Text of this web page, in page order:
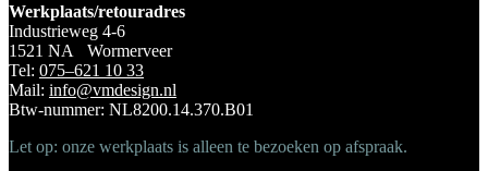
Werkplaats/retouradres
Industrieweg 4-6
1521 NA Wormerveer
Tel: 075–621 10 33
Mail: info@vmdesign.nl
Btw-nummer: NL8200.14.370.B01
Let op: onze werkplaats is alleen te bezoeken op afspraak.